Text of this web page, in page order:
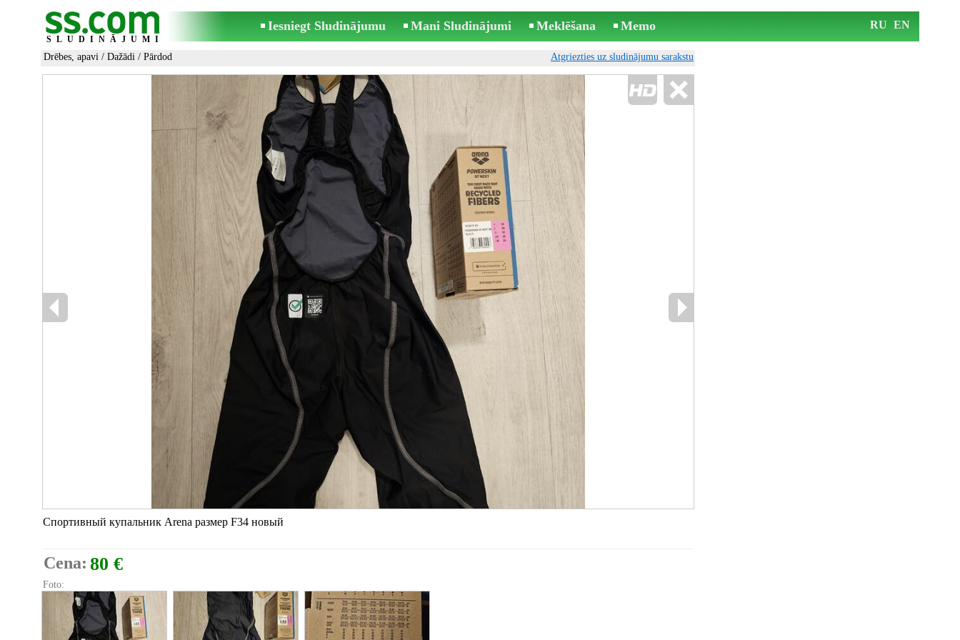
SLUDINĀJUMI
Iesniegt Sludinājumu Mani Sludinājumi Meklēšana Memo RU EN
Drēbes, apavi / Dažādi / Pārdod Atgriezties uz sludinājumu sarakstu
Спортивный купальник Arena размер F34 новый
Cena: 80 €
Foto: